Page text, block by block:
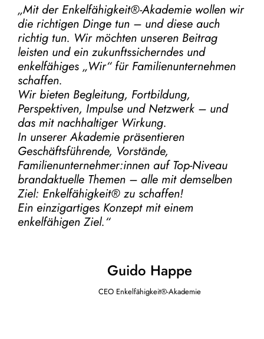
„Mit der Enkelfähigkeit®-Akademiewollen wir
die richtigen Dinge tun – und diese auch
richtig tun. Wir möchten unseren Beitrag
leisten und ein zukunftssicherndes und
enkelfähiges „Wir“ für Familienunternehmen
schaffen.
Wir bieten Begleitung, Fortbildung,
Perspektiven, Impulse und Netzwerk – und
das mit nachhaltiger Wirkung.
In unserer Akademie präsentieren
Geschäftsführende, Vorstände,
Familienunternehmer:innen auf Top-Niveau
brandaktuelle Themen – alle mit demselben
Ziel: Enkelfähigkeit® zu schaffen!
Ein einzigartiges Konzept mit einem
enkelfähigen Ziel.“
Guido Happe
CEO Enkelfähigkeit®-Akademie